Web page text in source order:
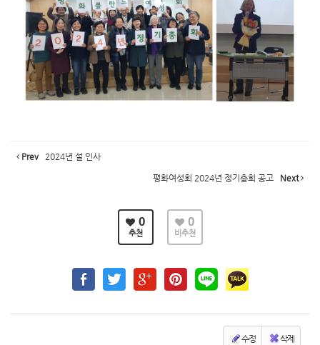
Prev 2024년 설 인사
평화여성회 2024년 정기총회 공고 Next
0
추천
0
비추천
수정 삭제